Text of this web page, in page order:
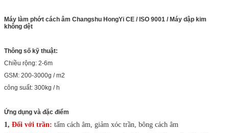
Máy làm phớt cách âm Changshu HongYi CE / ISO 9001 / Máy dập kim
không dệt
Thông số kỹ thuật:
Chiều rộng: 2-6m
GSM: 200-3000g / m2
công suất: 300kg / h
Ứng dụng và đặc điểm
1, Đối với trần: tấm cách âm, giảm xóc trần, bông cách âm